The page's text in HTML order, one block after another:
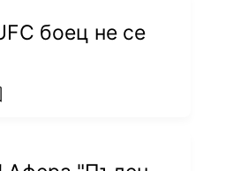
боец не се
favorites